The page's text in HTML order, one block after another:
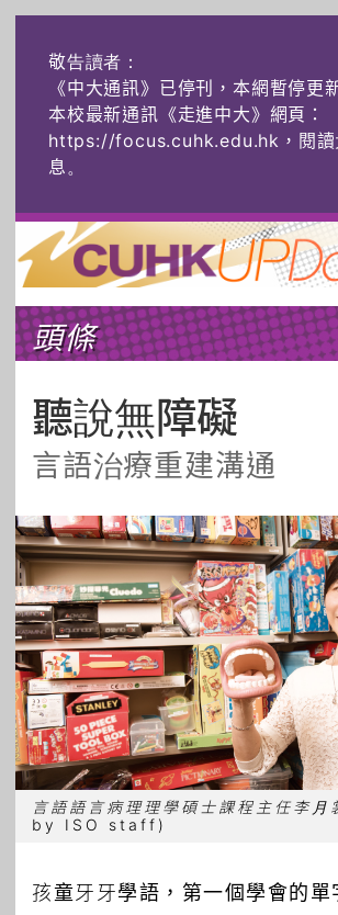
敬告讀者：
《中大通訊》已停刊，本網暫停更
本校最新通訊《走進中大》網頁：
https://focus.cuhk.edu.hk，閱讀
息。
主頁 | ENG | 简体 |
頭條 榜上友名
社創薈動 六物窺人
藝士匹靈 雅共賞
頭條
聽說無障礙
言語治療重建溝通
言語語言病理理學碩士課程主任李月
by ISO staff)
孩童牙牙學語，第一個學會的單